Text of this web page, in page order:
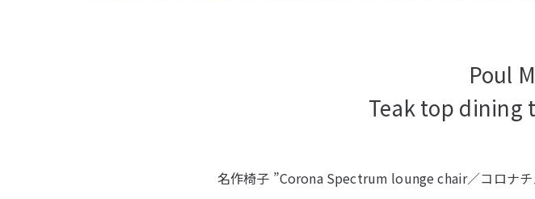
Poul
Teak top dining
名作椅子 ”Corona Spectrum lounge chair／コロナ